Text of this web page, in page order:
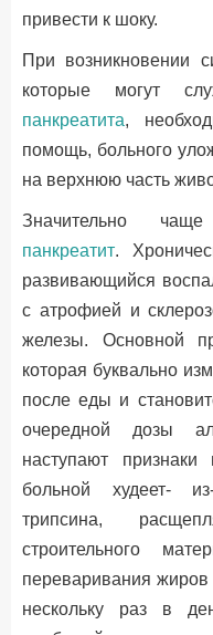
привести к шоку.
При возникновении
которые могут
панкреатита,
помощь, больного
на верхнюю часть
Значительно
панкреатит.
развивающийся
с атрофией и
железы. Основной
которая буквально
после еды и
очередной дозы
наступают признаки
больной худеет-
трипсина,
строительного
переваривания жиров
нескольку раз в